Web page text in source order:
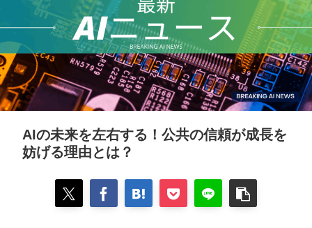
AIの未来を左右する！公共の信頼が成長を
妨げる理由とは？